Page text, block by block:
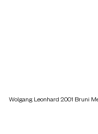
Wolgang Leonhard 2001 Bruni